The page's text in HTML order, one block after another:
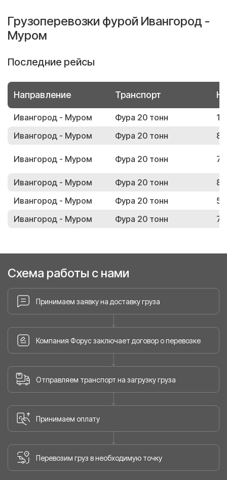
Грузоперевозки фурой Ивангород -
Муром
Последние рейсы
Направление Транспорт
Ивангород - Муром Фура 20 тонн
Ивангород - Муром
Фура 20 тонн
Ивангород - Муром Фура 20 тонн
Ивангород - Муром Фура 20 тонн
Ивангород - Муром
Фура 20 тонн
Ивангород - Муром
Фура 20 тонн
Схема работы с нами
Принимаем заявку на доставку груза
Компания Форус заключает договор о перевозке
Отправляем транспорт на загрузку груза
Принимаем оплату
Перевозим груз в необходимую точку